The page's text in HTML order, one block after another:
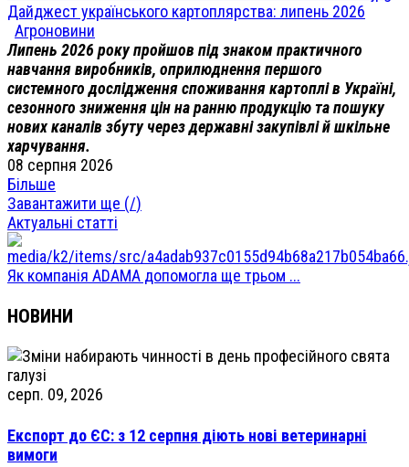
Дайджест українського картоплярства: липень 2026
Агроновини
Липень 2026 року пройшов під знаком практичного
навчання виробників, оприлюднення першого
системного дослідження споживання картоплі в Україні,
сезонного зниження цін на ранню продукцію та пошуку
нових каналів збуту через державні закупівлі й шкільне
харчування.
08 серпня 2026
Більше
Завантажити ще (/)
Актуальні статті
Як компанія ADAMA допомогла ще трьом ...
НОВИНИ
серп. 09, 2026
Експорт до ЄС: з 12 серпня діють нові ветеринарні
вимоги